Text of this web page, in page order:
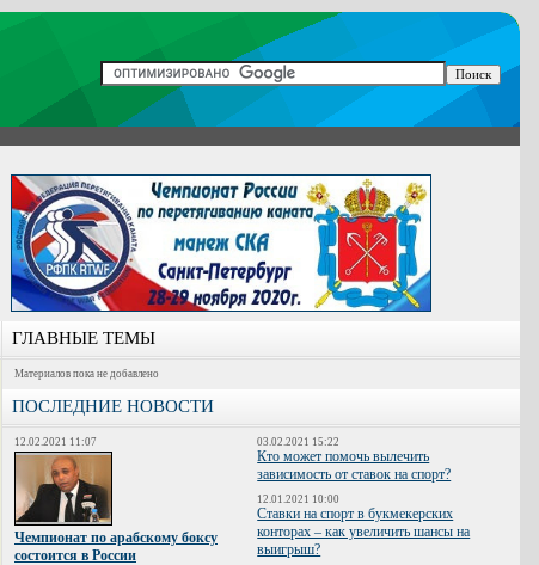
ГЛАВНЫЕ ТЕМЫ
Материалов пока не добавлено
ПОСЛЕДНИЕ НОВОСТИ
12.02.2021 11:07
Чемпионат по арабскому боксу
состоится в России
03.02.2021 15:22
Кто может помочь вылечить
зависимость от ставок на спорт?
12.01.2021 10:00
Ставки на спорт в букмекерских
конторах – как увеличить шансы на
выигрыш?